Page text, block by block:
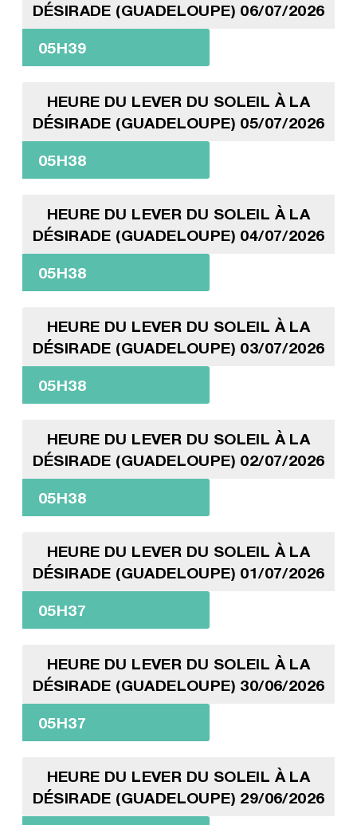
DÉSIRADE (GUADELOUPE) 06/07/2026
05H39
HEURE DU LEVER DU SOLEIL À LA
DÉSIRADE (GUADELOUPE) 05/07/2026
05H38
HEURE DU LEVER DU SOLEIL À LA
DÉSIRADE (GUADELOUPE) 04/07/2026
05H38
HEURE DU LEVER DU SOLEIL À LA
DÉSIRADE (GUADELOUPE) 03/07/2026
05H38
HEURE DU LEVER DU SOLEIL À LA
DÉSIRADE (GUADELOUPE) 02/07/2026
05H38
HEURE DU LEVER DU SOLEIL À LA
DÉSIRADE (GUADELOUPE) 01/07/2026
05H37
HEURE DU LEVER DU SOLEIL À LA
DÉSIRADE (GUADELOUPE) 30/06/2026
05H37
HEURE DU LEVER DU SOLEIL À LA
DÉSIRADE (GUADELOUPE) 29/06/2026